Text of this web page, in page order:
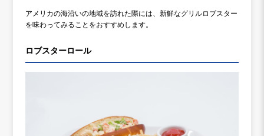
アメリカの海沿いの地域を訪れた際には、新鮮なグリルロブスター
を味わってみることをおすすめします。
ロブスターロール